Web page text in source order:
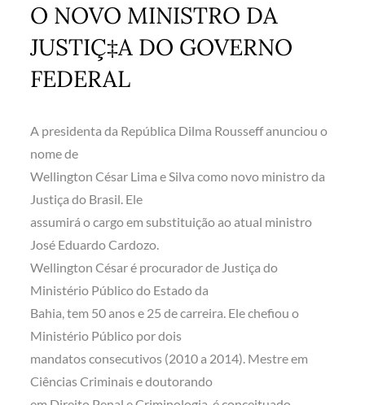
O NOVO MINISTRO DA
JUSTIÇ‡A DO GOVERNO
FEDERAL
A presidenta da República Dilma Rousseff anunciou o
nome de
Wellington César Lima e Silva como novo ministro da
Justiça do Brasil. Ele
assumirá o cargo em substituição ao atual ministro
José Eduardo Cardozo.
Wellington César é procurador de Justiça do
Ministério Público do Estado da
Bahia, tem 50 anos e 25 de carreira. Ele chefiou o
Ministério Público por dois
mandatos consecutivos (2010 a 2014). Mestre em
Ciências Criminais e doutorando